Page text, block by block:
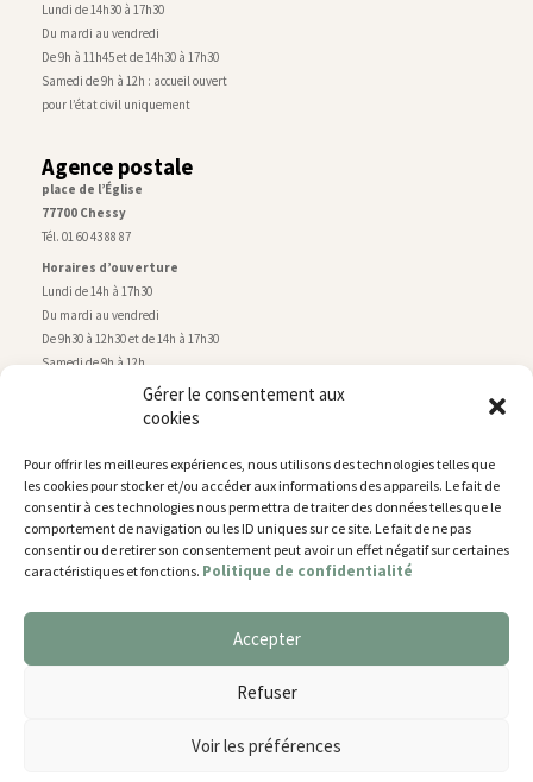
Gérer le consentement aux
cookies
Pour offrir les meilleures expériences, nous utilisons des technologies telles que
les cookies pour stocker et/ou accéder aux informations des appareils. Le fait de
consentir à ces technologies nous permettra de traiter des données telles que le
comportement de navigation ou les ID uniques sur ce site. Le fait de ne pas
consentir ou de retirer son consentement peut avoir un effet négatif sur certaines
caractéristiques et fonctions. Politique de confidentialité
Accepter
Refuser
Voir les préférences
Lundi de 14h30 à 17h30
Du mardi au vendredi
De 9h à 11h45 et de 14h30 à 17h30
Samedi de 9h à 12h : accueil ouvert
pour l’état civil uniquement
Agence postale
place de l’Église
77700 Chessy
Tél. 01 60 43 88 87
Horaires d’ouverture
Lundi de 14h à 17h30
Du mardi au vendredi
De 9h30 à 12h30 et de 14h à 17h30
Samedi de 9h à 12h
Service technique
rue de Montry–77700 Chessy
Tél. 01 60 43 52 63
Horaires d’ouverture
Lundi, mardi et jeudi
De 9h à 11h45 et de 14h30 à 17h30
Gestion des cookies
Nous utilisons des cookies pour vous offrir la meilleure
You can find out more about which cookies we are using or